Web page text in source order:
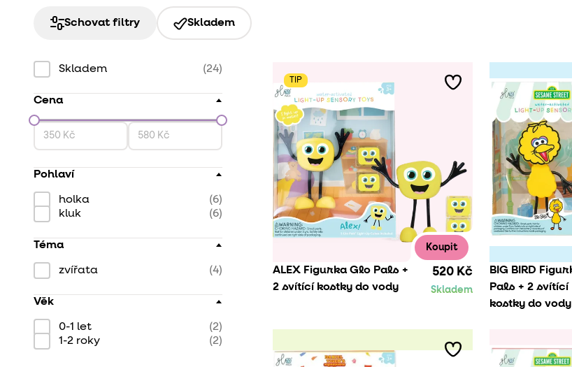
Schovat filtry Skladem
Skladem (24)
Cena
Pohlaví
holka
(6)
kluk
(6)
Téma
zvířata (4)
Věk
0-1 let
(2)
1-2 roky
(2)
TIP
Koupit
ALEX Figurka Glo Pals +
2 svítící kostky do vody
520 Kč
Skladem
BIG BIRD
Pals + 2 svítící
kostky do vody